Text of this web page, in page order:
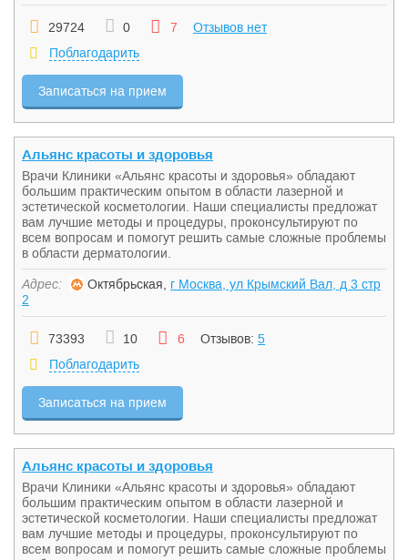
29724 0 7
Отзывов нет
Поблагодарить
Записаться на прием
Альянс красоты и здоровья
Врачи Клиники «Альянс красоты и здоровья» обладают
большим практическим опытом в области лазерной и
эстетической косметологии. Наши специалисты предложат
вам лучшие методы и процедуры, проконсультируют по
всем вопросам и помогут решить самые сложные проблемы
в области дерматологии.
Адрес: Октябрьская, г Москва, ул Крымский Вал, д 3 стр
2
73393 10 6 Отзывов: 5
Поблагодарить
Записаться на прием
Альянс красоты и здоровья
Врачи Клиники «Альянс красоты и здоровья» обладают
большим практическим опытом в области лазерной и
эстетической косметологии. Наши специалисты предложат
вам лучшие методы и процедуры, проконсультируют по
всем вопросам и помогут решить самые сложные проблемы